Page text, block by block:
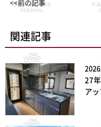
<<前の記事
関連記事
27
ア